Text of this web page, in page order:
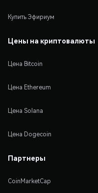
Купить Эфириум
Цены на криптовалюты
Цена Bitcoin
Цена Ethereum
Цена Solana
Цена Dogecoin
Партнеры
CoinMarketCap